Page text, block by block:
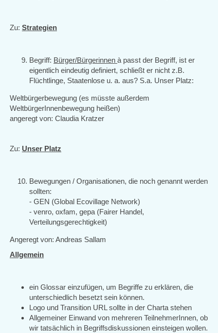
Zu: Strategien
Begriff: Bürger/Bürgerinnen à passt der Begriff, ist er
eigentlich eindeutig definiert, schließt er nicht z.B.
Flüchtlinge, Staatenlose u. a. aus? S.a. Unser Platz:
Weltbürgerbewegung (es müsste außerdem
WeltbürgerInnenbewegung heißen)
angeregt von: Claudia Kratzer
Zu: Unser Platz
Bewegungen / Organisationen, die noch genannt werden
sollten:
- GEN (Global Ecovillage Network)
- venro, oxfam, gepa (Fairer Handel,
Verteilungsgerechtigkeit)
Angeregt von: Andreas Sallam
Allgemein
ein Glossar einzufügen, um Begriffe zu erklären, die
unterschiedlich besetzt sein können.
Logo und Transition URL sollte in der Charta stehen
Allgemeiner Einwand von mehreren TeilnehmerInnen, ob
wir tatsächlich in Begriffsdiskussionen einsteigen wollen.